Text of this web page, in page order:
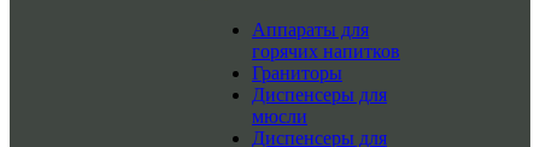
Аппараты для
горячих напитков
Граниторы
Диспенсеры для
мюсли
Диспенсеры для